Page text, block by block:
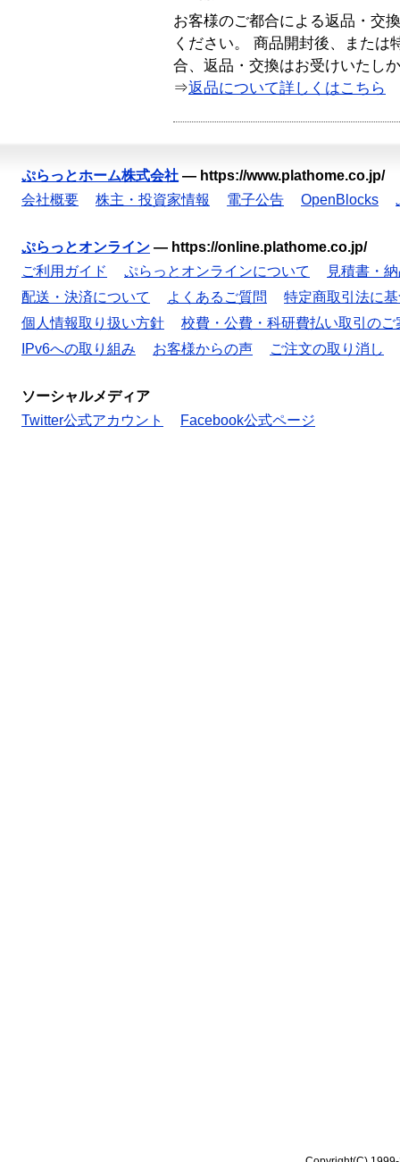
お客様のご都合による返品・交
ください。 商品開封後、または
合、返品・交換はお受けいたし
⇒返品について詳しくはこちら
ぷらっとホーム株式会社 — https://www.plathome.co.jp/
会社概要
株主・投資家情報 電子公告 OpenBlocks
ぷらっとオンライン — https://online.plathome.co.jp/
ご利用ガイド
ぷらっとオンラインについて
見積書・
配送・決済について
よくあるご質問
特定商取引法に
個人情報取り扱い方針
校費・公費・科研費払い取引のご
IPv6への取り組み
お客様からの声 ご注文の取り消し
ソーシャルメディア
Twitter公式アカウント
Facebook公式ページ